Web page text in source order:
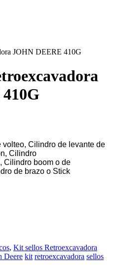
JOHN DEERE 410G
volteo, Cilindro de levante de
Cilindro
Cilindro boom o de
de brazo o Stick
, Kit sellos Retroexcavadora
Deere kit retroexcavadora sellos